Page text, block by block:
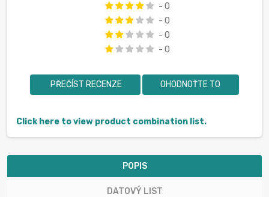
- 0
- 0
- 0
- 0
PŘEČÍST RECENZE OHODNOŤTE TO
Click here to view product combination list.
POPIS
DATOVÝ LIST